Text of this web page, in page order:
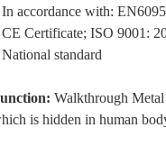
accordance with:
Certificate; ISO 9001:
standard
Walkthrough Metal
is hidden in human